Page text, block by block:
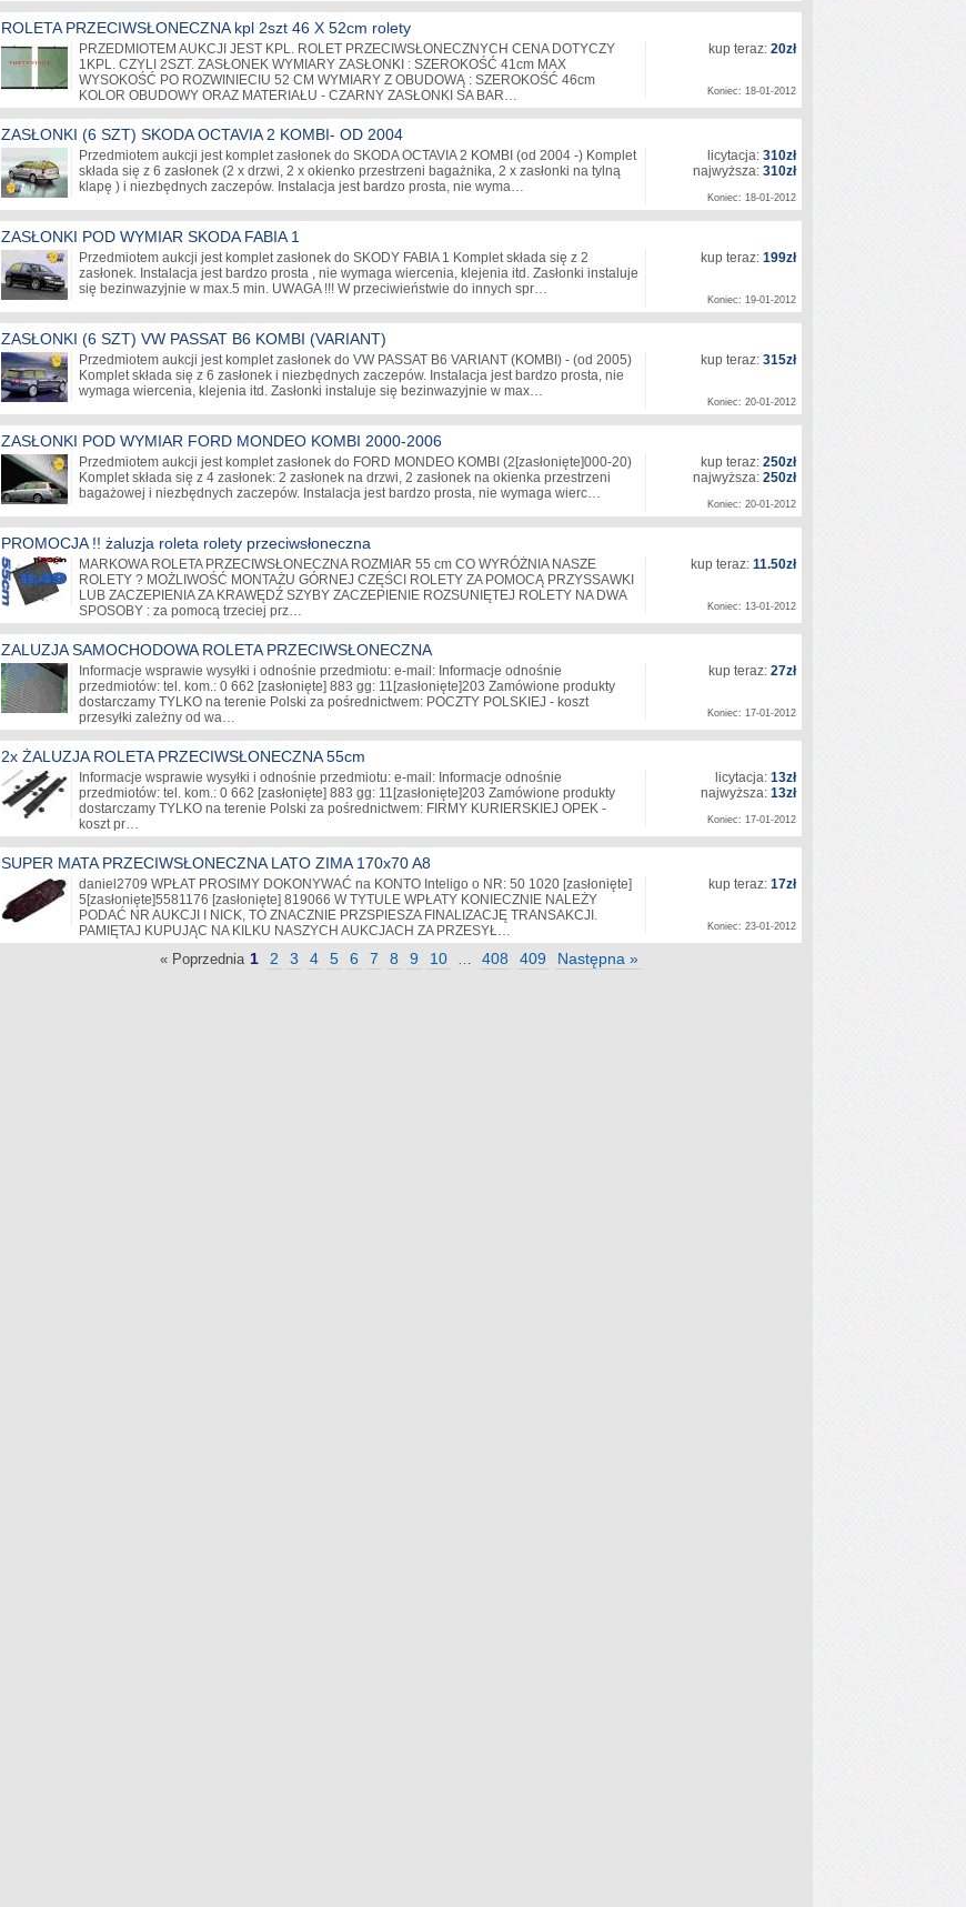
ROLETA PRZECIWSŁONECZNA kpl 2szt 46 X 52cm rolety
PRZEDMIOTEM AUKCJI JEST KPL. ROLET PRZECIWSŁONECZNYCH CENA DOTYCZY
1KPL. CZYLI 2SZT. ZASŁONEK WYMIARY ZASŁONKI : SZEROKOŚĆ 41cm MAX
WYSOKOŚĆ PO ROZWINIECIU 52 CM WYMIARY Z OBUDOWĄ : SZEROKOŚĆ 46cm
KOLOR OBUDOWY ORAZ MATERIAŁU - CZARNY ZASŁONKI SA BAR…
kup teraz: 20zł
Koniec: 18-01-2012
ZASŁONKI (6 SZT) SKODA OCTAVIA 2 KOMBI- OD 2004
Przedmiotem aukcji jest komplet zasłonek do SKODA OCTAVIA 2 KOMBI (od 2004 -) Komplet
składa się z 6 zasłonek (2 x drzwi, 2 x okienko przestrzeni bagażnika, 2 x zasłonki na tylną
klapę ) i niezbędnych zaczepów. Instalacja jest bardzo prosta, nie wyma…
licytacja: 310zł
najwyższa: 310zł
Koniec: 18-01-2012
ZASŁONKI POD WYMIAR SKODA FABIA 1
Przedmiotem aukcji jest komplet zasłonek do SKODY FABIA 1 Komplet składa się z 2
zasłonek. Instalacja jest bardzo prosta , nie wymaga wiercenia, klejenia itd. Zasłonki instaluje
się bezinwazyjnie w max.5 min. UWAGA !!! W przeciwieństwie do innych spr…
kup teraz: 199zł
Koniec: 19-01-2012
ZASŁONKI (6 SZT) VW PASSAT B6 KOMBI (VARIANT)
Przedmiotem aukcji jest komplet zasłonek do VW PASSAT B6 VARIANT (KOMBI) - (od 2005)
Komplet składa się z 6 zasłonek i niezbędnych zaczepów. Instalacja jest bardzo prosta, nie
wymaga wiercenia, klejenia itd. Zasłonki instaluje się bezinwazyjnie w max…
kup teraz: 315zł
Koniec: 20-01-2012
ZASŁONKI POD WYMIAR FORD MONDEO KOMBI 2000-2006
Przedmiotem aukcji jest komplet zasłonek do FORD MONDEO KOMBI (2 [zasłonięte]000-20)
Komplet składa się z 4 zasłonek: 2 zasłonek na drzwi, 2 zasłonek na okienka przestrzeni
bagażowej i niezbędnych zaczepów. Instalacja jest bardzo prosta, nie wymaga wierc…
kup teraz: 250zł
najwyższa: 250zł
Koniec: 20-01-2012
PROMOCJA !! żaluzja roleta rolety przeciwsłoneczna
MARKOWA ROLETA PRZECIWSŁONECZNA ROZMIAR 55 cm CO WYRÓŻNIA NASZE
ROLETY ? MOŻLIWOŚĆ MONTAŻU GÓRNEJ CZĘŚCI ROLETY ZA POMOCĄ PRZYSSAWKI
LUB ZACZEPIENIA ZA KRAWĘDŹ SZYBY ZACZEPIENIE ROZSUNIĘTEJ ROLETY NA DWA
SPOSOBY : za pomocą trzeciej prz…
kup teraz: 11.50zł
Koniec: 13-01-2012
ZALUZJA SAMOCHODOWA ROLETA PRZECIWSŁONECZNA
Informacje wsprawie wysyłki i odnośnie przedmiotu: e-mail: Informacje odnośnie
przedmiotów: tel. kom.: 0 662 [zasłonięte] 883 gg: 11 [zasłonięte]203 Zamówione produkty
dostarczamy TYLKO na terenie Polski za pośrednictwem: POCZTY POLSKIEJ - koszt
przesyłki zależny od wa…
kup teraz: 27zł
Koniec: 17-01-2012
2x ŻALUZJA ROLETA PRZECIWSŁONECZNA 55cm
Informacje wsprawie wysyłki i odnośnie przedmiotu: e-mail: Informacje odnośnie
przedmiotów: tel. kom.: 0 662 [zasłonięte] 883 gg: 11 [zasłonięte]203 Zamówione produkty
dostarczamy TYLKO na terenie Polski za pośrednictwem: FIRMY KURIERSKIEJ OPEK -
koszt pr…
licytacja: 13zł
najwyższa: 13zł
Koniec: 17-01-2012
SUPER MATA PRZECIWSŁONECZNA LATO ZIMA 170x70 A8
daniel2709 WPŁAT PROSIMY DOKONYWAĆ na KONTO Inteligo o NR: 50 1020 [zasłonięte]
5 [zasłonięte]5581176 [zasłonięte] 819066 W TYTULE WPŁATY KONIECZNIE NALEŻY
PODAĆ NR AUKCJI I NICK, TO ZNACZNIE PRZSPIESZA FINALIZACJĘ TRANSAKCJI.
PAMIĘTAJ KUPUJĄC NA KILKU NASZYCH AUKCJACH ZA PRZESYŁ…
kup teraz: 17zł
Koniec: 23-01-2012
« Poprzednia 1 2 3 4 5 6 7 8 9 10 … 408 409 Następna »